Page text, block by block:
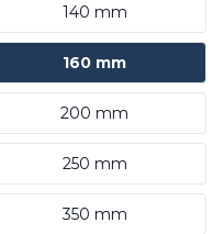
140 mm
160 mm
200 mm
250 mm
350 mm